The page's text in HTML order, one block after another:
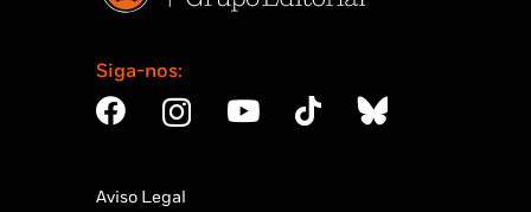
Siga-nos:
Aviso Legal